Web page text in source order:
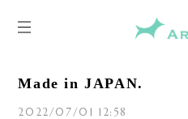
Made in JAPAN.
2022/07/01 12:58